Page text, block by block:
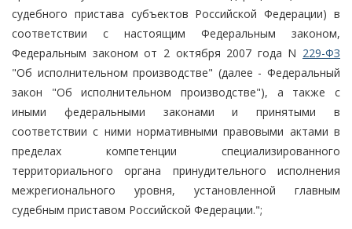
судебного пристава субъектов Российской Федерации) в
соответствии с настоящим Федеральным законом,
Федеральным законом от 2 октября 2007 года N 229-ФЗ
"Об исполнительном производстве" (далее - Федеральный
закон "Об исполнительном производстве"), а также с
иными федеральными законами и принятыми в
соответствии с ними нормативными правовыми актами в
пределах компетенции специализированного
территориального органа принудительного исполнения
межрегионального уровня, установленной главным
судебным приставом Российской Федерации.";